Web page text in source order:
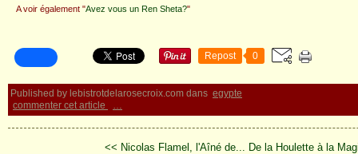
A voir également "Avez vous un Ren Sheta?"
Repost 0
Published by lebistrotdelarosecroix.com dans egypte
commenter cet article
…
<< Nicolas Flamel, l'Aîné de... De la Houlette à la